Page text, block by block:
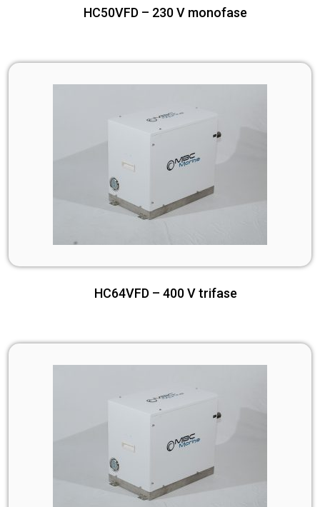
HC50VFD – 230 V monofase
HC64VFD – 400 V trifase